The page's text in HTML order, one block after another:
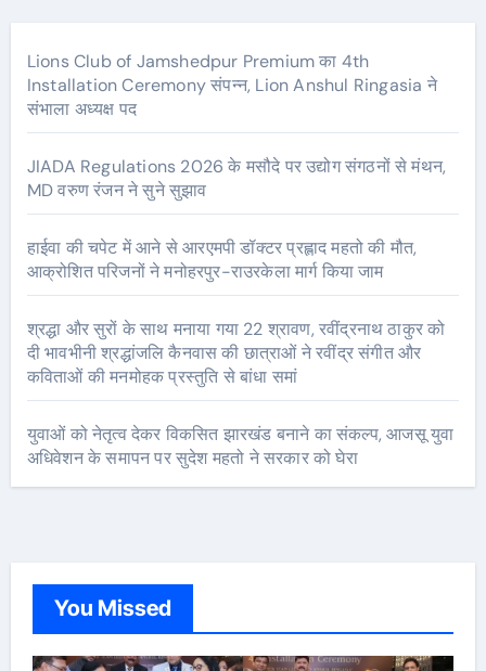
Lions Club of Jamshedpur Premium का 4th
Installation Ceremony संपन्न, Lion Anshul Ringasia ने
संभाला अध्यक्ष पद
JIADA Regulations 2026 के मसौदे पर उद्योग संगठनों से मंथन,
MD वरुण रंजन ने सुने सुझाव
हाईवा की चपेट में आने से आरएमपी डॉक्टर प्रह्लाद महतो की मौत,
आक्रोशित परिजनों ने मनोहरपुर-राउरकेला मार्ग किया जाम
श्रद्धा और सुरों के साथ मनाया गया 22 श्रावण, रवींद्रनाथ ठाकुर को
दी भावभीनी श्रद्धांजलि कैनवास की छात्राओं ने रवींद्र संगीत और
कविताओं की मनमोहक प्रस्तुति से बांधा समां
युवाओं को नेतृत्व देकर विकसित झारखंड बनाने का संकल्प, आजसू युवा
अधिवेशन के समापन पर सुदेश महतो ने सरकार को घेरा
You Missed